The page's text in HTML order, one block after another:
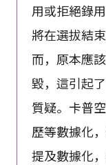
用或拒絕錄
將在選拔結
而，原本應
毀，這引起
質疑。卡普
歷等數據化
提及數據化